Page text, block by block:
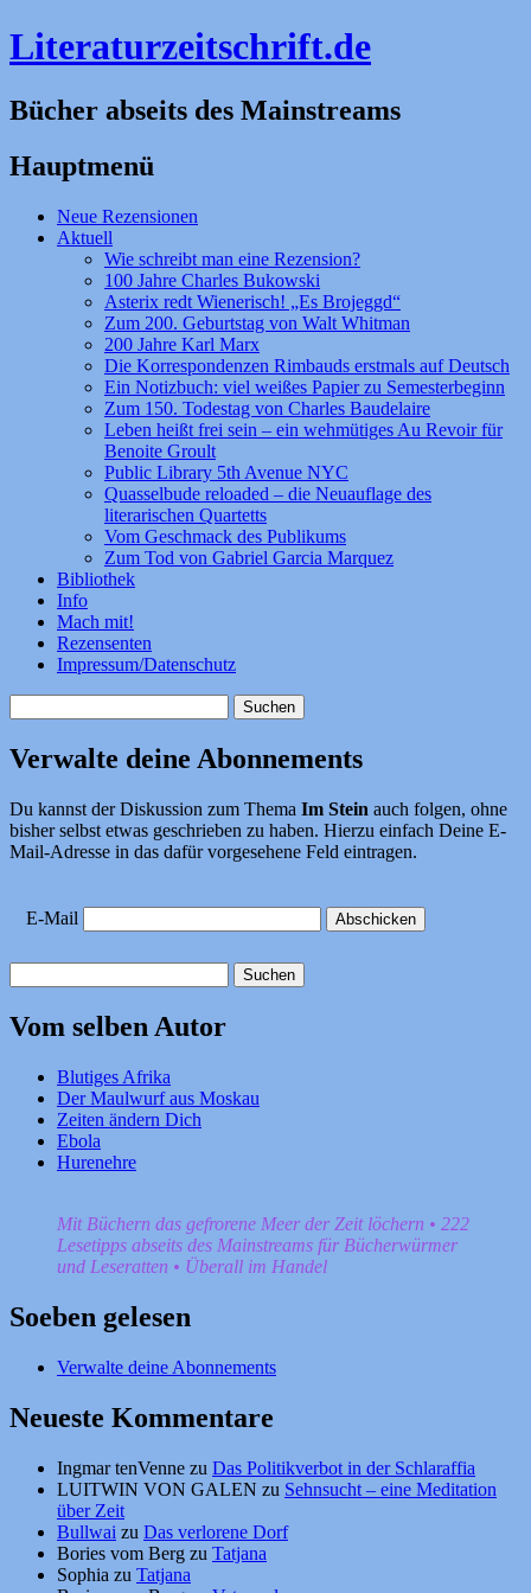
Literaturzeitschrift.de
Bücher abseits des Mainstreams
Hauptmenü
Zum
Inhalt
Neue Rezensionen
Aktuell
Wie schreibt man eine Rezension?
100 Jahre Charles Bukowski
Asterix redt Wienerisch! „Es Brojeggd“
Zum 200. Geburtstag von Walt Whitman
200 Jahre Karl Marx
Die Korrespondenzen Rimbauds erstmals auf Deutsch
Ein Notizbuch: viel weißes Papier zu Semesterbeginn
Zum 150. Todestag von Charles Baudelaire
Leben heißt frei sein – ein wehmütiges Au Revoir für
Benoite Groult
Public Library 5th Avenue NYC
Quasselbude reloaded – die Neuauflage des
literarischen Quartetts
Vom Geschmack des Publikums
Zum Tod von Gabriel Garcia Marquez
Bibliothek
Info
Mach mit!
Rezensenten
Impressum/Datenschutz
nach:
Verwalte deine Abonnements
Du kannst der Diskussion zum Thema Im Stein auch folgen, ohne
bisher selbst etwas geschrieben zu haben. Hierzu einfach Deine E-
Mail-Adresse in das dafür vorgesehene Feld eintragen.
E-Mail
nach:
Vom selben Autor
Blutiges Afrika
Der Maulwurf aus Moskau
Zeiten ändern Dich
Ebola
Hurenehre
Mit Büchern das gefrorene Meer der Zeit löchern • 222
Lesetipps abseits des Mainstreams für Bücherwürmer
und Leseratten • Überall im Handel
Soeben gelesen
Verwalte deine Abonnements
Neueste Kommentare
Ingmar tenVenne zu Das Politikverbot in der Schlaraffia
LUITWIN VON GALEN zu Sehnsucht – eine Meditation
über Zeit
Bullwai zu Das verlorene Dorf
Bories vom Berg zu Tatjana
Sophia zu Tatjana